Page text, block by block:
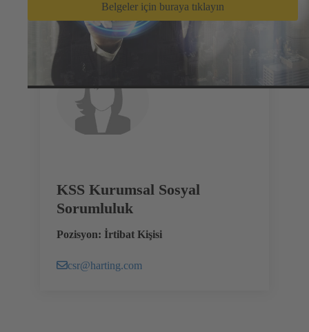
Belgeler için buraya tıklayın
KSS Kurumsal Sosyal
Sorumluluk
Pozisyon: İrtibat Kişisi
csr@harting.com